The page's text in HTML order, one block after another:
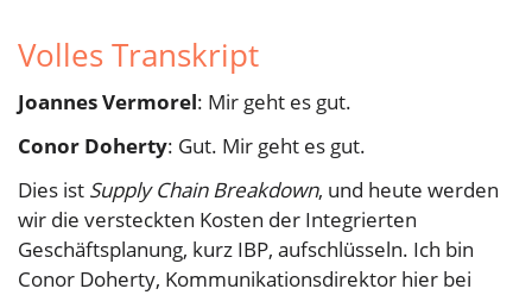
Volles Transkript
Joannes Vermorel: Mir geht es gut.
Conor Doherty: Gut. Mir geht es gut.
Dies ist Supply Chain Breakdown, und heute werden
wir die versteckten Kosten der Integrierten
Geschäftsplanung, kurz IBP, aufschlüsseln. Ich bin
Conor Doherty, Kommunikationsdirektor hier bei